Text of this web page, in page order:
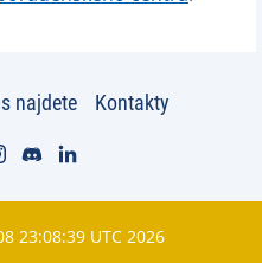
najdete Kontakty
23:08:39 UTC 2026